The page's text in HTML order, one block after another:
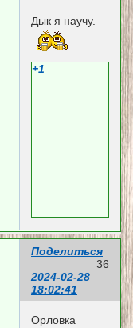
Дык я научу.
+1
Поделиться
36
2024-02-28
18:02:41
Орловка